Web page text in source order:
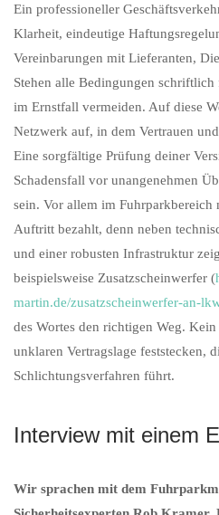
Ein professioneller
Klarheit, eindeutige
Vereinbarungen mit Lieferanten,
Stehen alle Bedingungen schriftlich
im Ernstfall vermeiden. Auf diese
Netzwerk auf, in dem Vertrauen
Eine sorgfältige Prüfung deiner
Schadensfall vor unangenehmen
sein. Vor allem im Fuhrparkbereich
Auftritt bezahlt, denn neben
und einer robusten Infrastruktur
beispielsweise Zusatzscheinwerfer (
martin.de/zusatzscheinwerfer-an-
des Wortes den richtigen Weg.
unklaren Vertragslage feststecken,
Schlichtungsverfahren führt.
Interview mit einem
Wir sprachen mit dem